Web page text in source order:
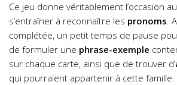
Ce jeu donne véritablement l’occasion
s’entraîner à reconnaître les pronoms.
complétée, un petit temps de pause
de formuler une phrase-exemple
sur chaque carte, ainsi que de trouver d’
qui pourraient appartenir à cette famille.